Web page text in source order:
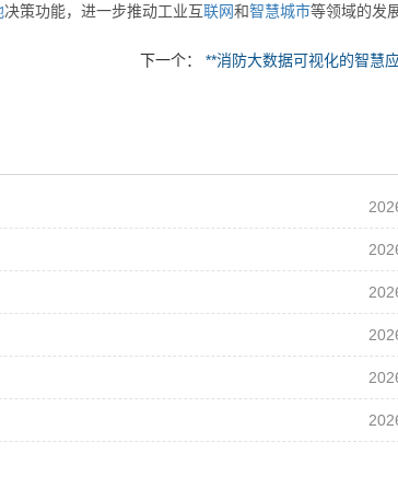
决策功能，进一步推动工业互联网和智慧城市等领域的发
下一个： **消防大数据可视化的智慧